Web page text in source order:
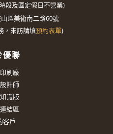
段及國定假日不營業)
區美術南二路60號
，來訪請填預約表單)
優聯
刷廠
計師
識版
結區
客戶